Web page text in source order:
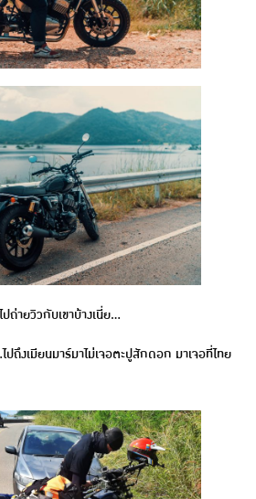
ถ่ายวิวกับเขาบ้างเนี่ย…
ถึงเมียนมาร์มาไม่เจอตะปูสักดอก มาเจอที่ไทย